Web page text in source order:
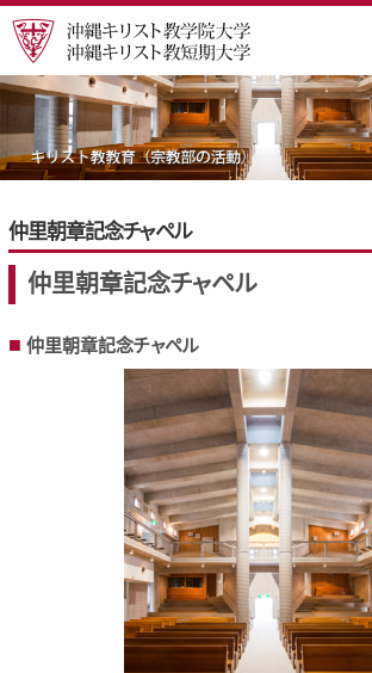
仲里朝章記念チャペル
仲里朝章記念チャペル
仲里朝章記念チャペル